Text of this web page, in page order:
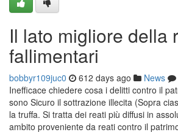
Il lato migliore della
fallimentari
bobbyr109juc0 612 days ago News
Inefficace chiedere cosa i delitti contro il
sono Sicuro il sottrazione illecita (Sopra
la truffa. Si tratta dei reati più diffusi in
ambito proveniente da reati contro il